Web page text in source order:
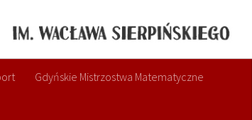
Gdyńskie Mistrzostwa Matematyczne